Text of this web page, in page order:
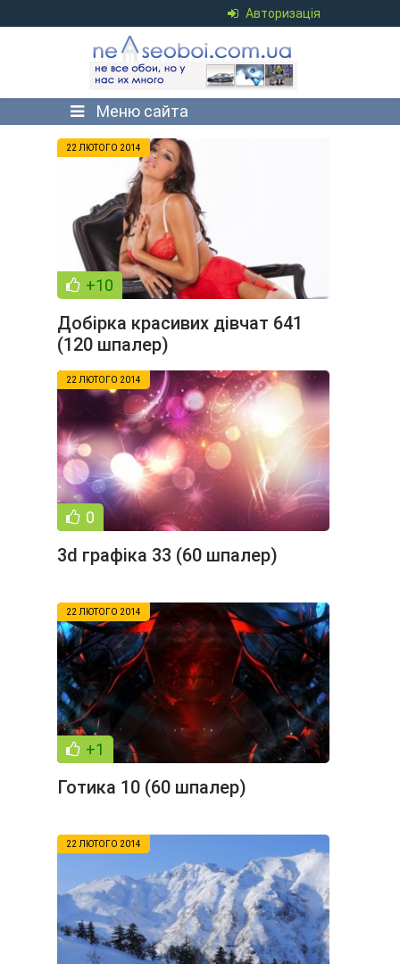
Авторизація
Меню сайта
22 ЛЮТОГО 2014
+10
Добірка красивих дівчат 641
(120 шпалер)
22 ЛЮТОГО 2014
0
3d графіка 33 (60 шпалер)
22 ЛЮТОГО 2014
+1
Готика 10 (60 шпалер)
22 ЛЮТОГО 2014